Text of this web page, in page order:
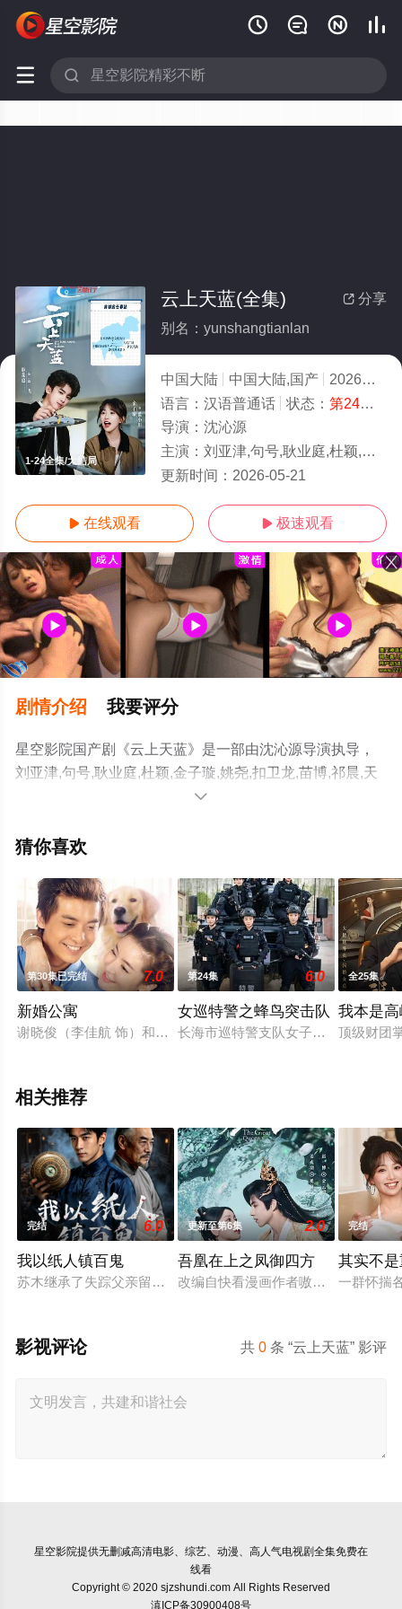
   
 
1-24全集/大结局
 分享
云上天蓝(全集)
别名：yunshangtianlan
中国大陆 中国大陆,国产 2026
3.0
语言： 汉语普通话 状态： 第24集
导演： 沈沁源
主演： 刘亚津,句号,耿业庭,杜颖,金子璇,姚尧,扣卫龙,苗博,祁晨,天赐,姚懿纯,涵镇
更新时间： 2026-05-21
 在线观看  极速观看
剧情介绍 我要评分
星空影院国产剧《云上天蓝》是一部由沈沁源导演执导，
刘亚津,句号,耿业庭,杜颖,金子璇,姚尧,扣卫龙,苗博,祁晨,天
赐,姚懿纯,涵镇等演员精彩演绎的中国大陆电视剧，大结局
版电视剧全集就上星空电影网，更多相关信息可移步至豆

猜你喜欢
第30集已完结 7.0
新婚公寓
谢晓俊（李佳航 饰）和吴越（李晟 饰）相恋短短五个月，便决
第24集 6.0
女巡特警之蜂鸟突击队
长海市巡特警支队女子小队“蜂鸟”在
全25集
我本是
顶级财团
相关推荐
完结 6.0
我以纸人镇百鬼
苏木继承了失踪父亲留下的白事馆，本想低调扎纸维生，却因一
更新至第6集 2.0
吾凰在上之凤御四方
改编自快看漫画作者嗷小泽的独家连
完结
其实不
一群怀揣
共0 条 “云上天蓝” 影评
影视评论
星空影院提供无删减高清电影、综艺、动漫、高人气电视剧全集免费在
线看
Copyright © 2020 sjzshundi.com All Rights Reserved
滇ICP备30900408号